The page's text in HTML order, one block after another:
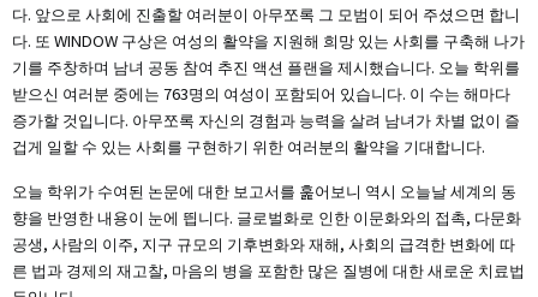
다. 앞으로 사회에 진출할 여러분이 아무쪼록 그 모범이 되어 주셨으면 합니
다. 또 WINDOW 구상은 여성의 활약을 지원해 희망 있는 사회를 구축해 나가
기를 주창하며 남녀 공동 참여 추진 액션 플랜을 제시했습니다. 오늘 학위를
받으신 여러분 중에는 763명의 여성이 포함되어 있습니다. 이 수는 해마다
증가할 것입니다. 아무쪼록 자신의 경험과 능력을 살려 남녀가 차별 없이 즐
겁게 일할 수 있는 사회를 구현하기 위한 여러분의 활약을 기대합니다.
오늘 학위가 수여된 논문에 대한 보고서를 훑어보니 역시 오늘날 세계의 동
향을 반영한 내용이 눈에 띕니다. 글로벌화로 인한 이문화와의 접촉, 다문화
공생, 사람의 이주, 지구 규모의 기후변화와 재해, 사회의 급격한 변화에 따
른 법과 경제의 재고찰, 마음의 병을 포함한 많은 질병에 대한 새로운 치료법